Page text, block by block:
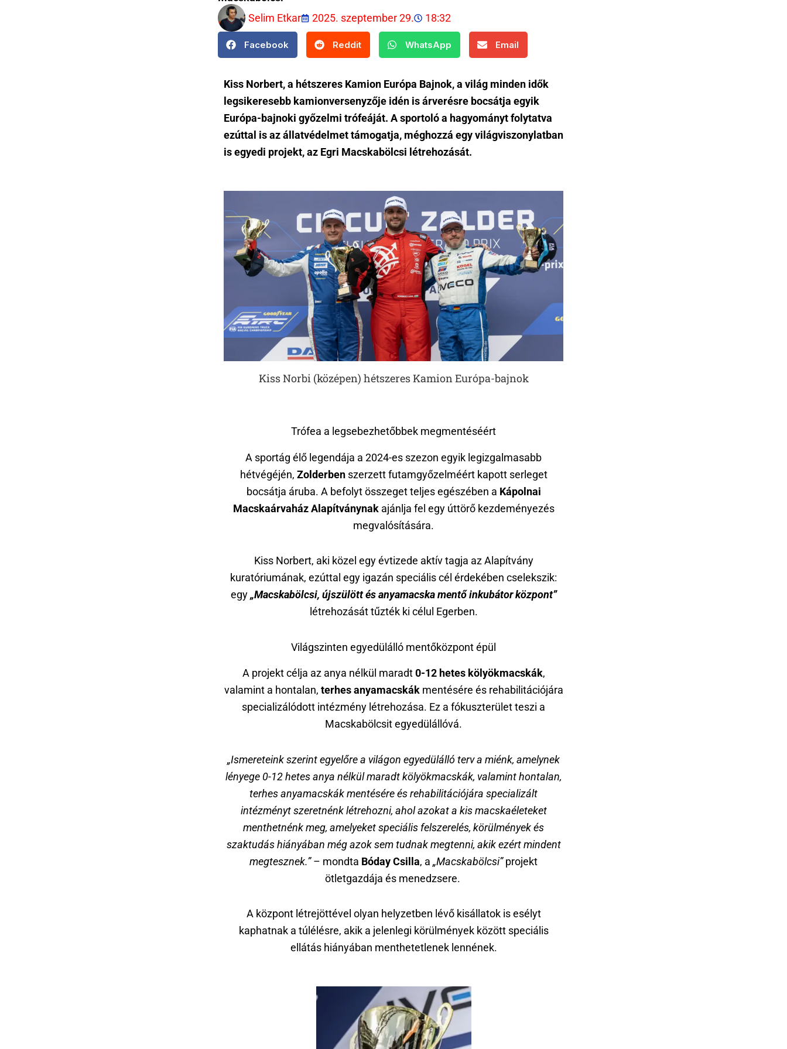
Selim Etkar
2025. szeptember 29. 18:32
Facebook Reddit WhatsApp Email
Kiss Norbert, a hétszeres Kamion Európa Bajnok, a világ minden idők
legsikeresebb kamionversenyzője idén is árverésre bocsátja egyik
Európa-bajnoki győzelmi trófeáját. A sportoló a hagyományt folytatva
ezúttal is az állatvédelmet támogatja, méghozzá egy világviszonylatban
is egyedi projekt, az Egri Macskabölcsi létrehozását.
Kiss Norbi (középen) hétszeres Kamion Európa-bajnok
Trófea a legsebezhetőbbek megmentéséért
A sportág élő legendája a 2024-es szezon egyik legizgalmasabb
hétvégéjén, Zolderbenszerzett futamgyőzelméért kapott serleget
bocsátja áruba. A befolyt összeget teljes egészében a Kápolnai
Macskaárvaház Alapítványnakajánlja fel egy úttörő kezdeményezés
megvalósítására.
Kiss Norbert, aki közel egy évtizede aktív tagja az Alapítvány
kuratóriumának, ezúttal egy igazán speciális cél érdekében cselekszik:
egy„Macskabölcsi, újszülött és anyamacska mentő inkubátor központ”
létrehozását tűzték ki célul Egerben.
Világszinten egyedülálló mentőközpont épül
A projekt célja az anya nélkül maradt0-12 hetes kölyökmacskák,
valamint a hontalan, terhes anyamacskákmentésére és rehabilitációjára
specializálódott intézmény létrehozása. Ez a fókuszterület teszi a
Macskabölcsit egyedülállóvá.
„Ismereteink szerint egyelőre a világon egyedülálló terv a miénk, amelynek
lényege 0-12 hetes anya nélkül maradt kölyökmacskák, valamint hontalan,
terhes anyamacskák mentésére és rehabilitációjára specializált
intézményt szeretnénk létrehozni, ahol azokat a kis macskaéleteket
menthetnénk meg, amelyeket speciális felszerelés, körülmények és
szaktudás hiányában még azok sem tudnak megtenni, akik ezért mindent
megtesznek.”– mondta Bóday Csilla, a „Macskabölcsi”projekt
ötletgazdája és menedzsere.
A központ létrejöttével olyan helyzetben lévő kisállatok is esélyt
kaphatnak a túlélésre, akik a jelenlegi körülmények között speciális
ellátás hiányában menthetetlenek lennének.